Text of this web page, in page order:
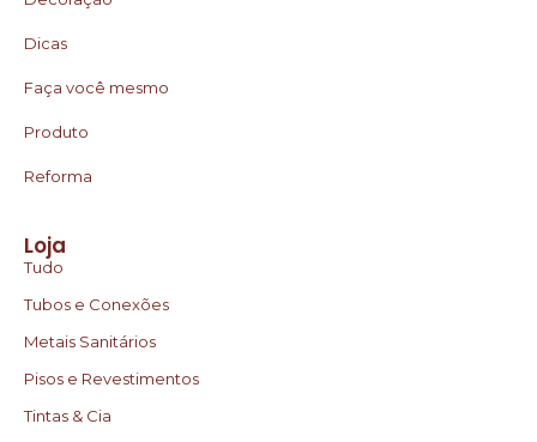
Dicas
Faça você mesmo
Produto
Reforma
Loja
Tudo
Tubos e Conexões
Metais Sanitários
Pisos e Revestimentos
Tintas & Cia